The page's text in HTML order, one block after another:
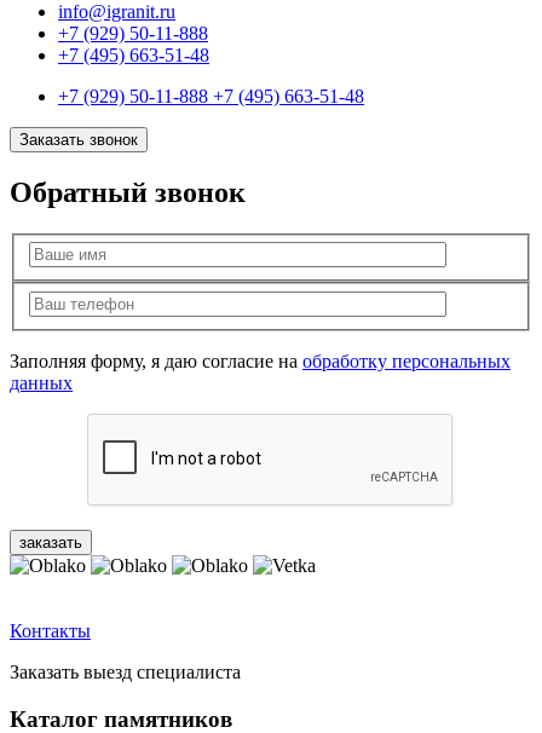
info@igranit.ru
+7 (929) 50-11-888
+7 (495) 663-51-48
+7 (929) 50-11-888 +7 (495) 663-51-48
Заказать звонок
Обратный звонок
Заполняя форму, я даю согласие на обработку персональных
данных
Контакты
Заказать выезд специалиста
Каталог памятников